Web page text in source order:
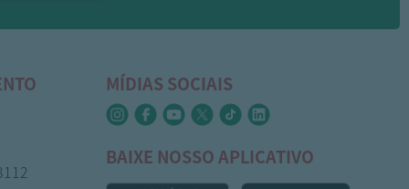
MÍDIAS SOCIAIS
BAIXE NOSSO APLICATIVO